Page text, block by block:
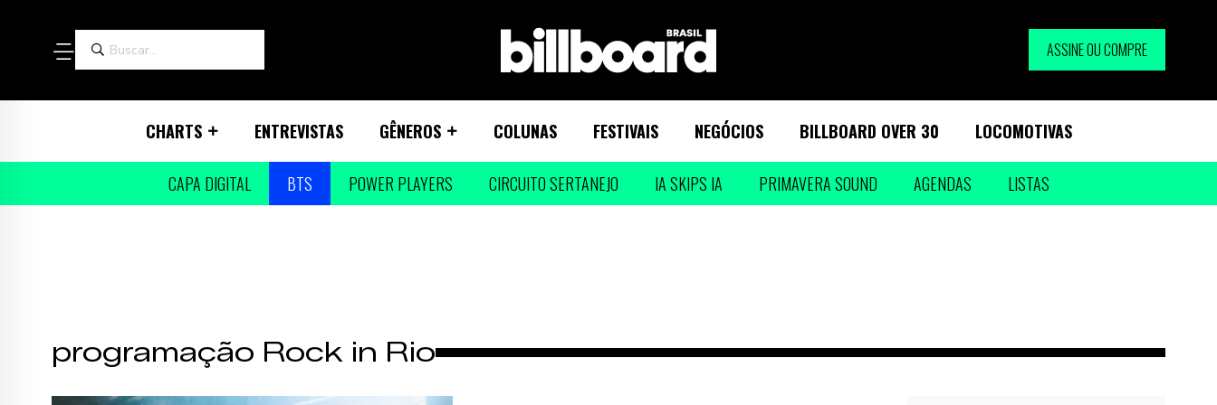
ASSINE OU COMPRE
CHARTS ENTREVISTAS GÊNEROS COLUNAS FESTIVAIS NEGÓCIOS BILLBOARD OVER 30 LOCOMOTIVAS
CAPA DIGITAL BTS POWER PLAYERS CIRCUITO SERTANEJO IA SKIPS IA PRIMAVERA SOUND AGENDAS LISTAS
programação Rock in Rio